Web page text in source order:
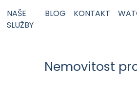
NAŠE
SLUŽBY
BLOG KONTAKT
Nemovitost